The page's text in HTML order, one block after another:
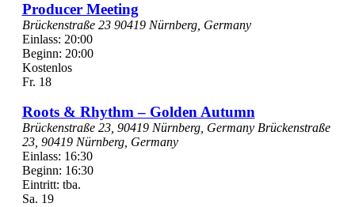
Producer Meeting
Brückenstraße 23 90419 Nürnberg, Germany
Einlass: 20:00
Beginn: 20:00
Kostenlos
Fr. 18
Roots & Rhythm – Golden Autumn
Brückenstraße 23, 90419 Nürnberg, Germany Brückenstraße
23, 90419 Nürnberg, Germany
Einlass: 16:30
Beginn: 16:30
Eintritt: tba.
Sa. 19